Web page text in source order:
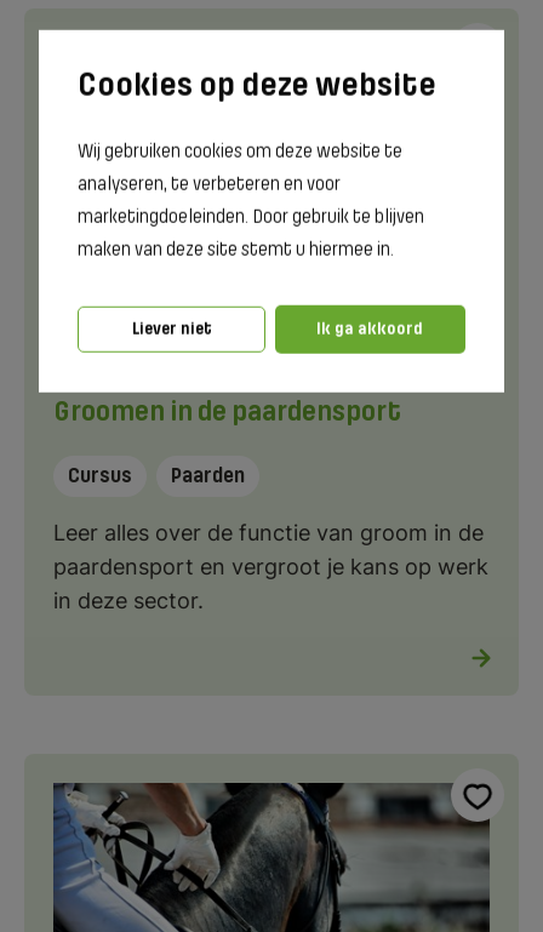
Wij gebruiken cookies om deze website te
analyseren, te verbeteren en voor
marketingdoeleinden. Door gebruik te blijven
maken van deze site stemt u hiermee in.
Liever niet Ik ga akkoord
Groomen in de paardensport
Cursus Paarden
Leer alles over de functie van groom in de
paardensport en vergroot je kans op werk
in deze sector.